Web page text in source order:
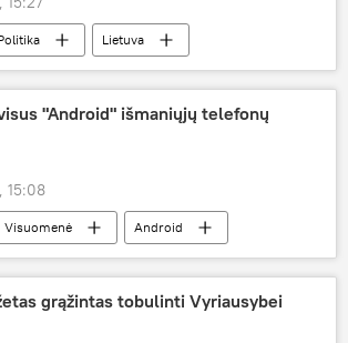
Lietuva
"Android" išmaniųjų telefonų
15:08
Visuomenė
Android
sekimas
grąžintas tobulinti Vyriausybei